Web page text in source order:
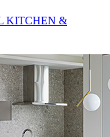
KITCHEN &